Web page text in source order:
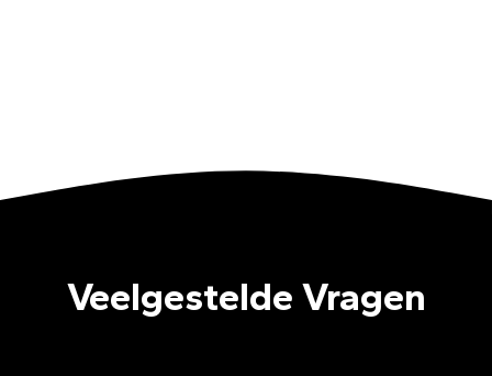
Veelgestelde Vragen